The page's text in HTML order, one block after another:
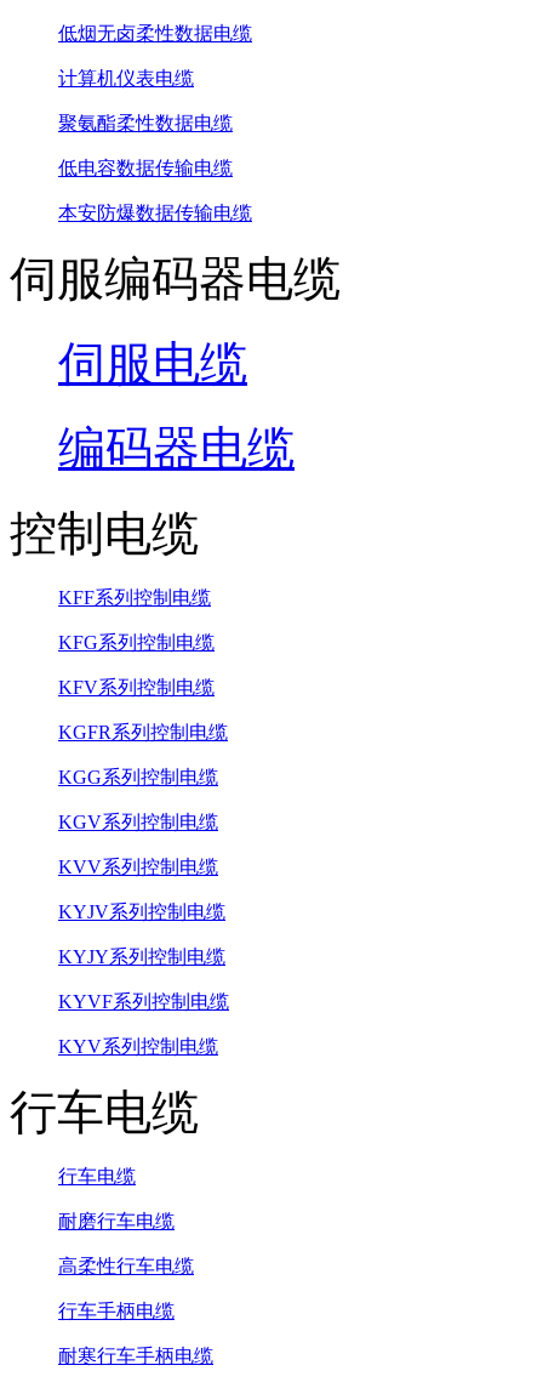
低烟无卤柔性数据电缆
计算机仪表电缆
聚氨酯柔性数据电缆
低电容数据传输电缆
本安防爆数据传输电缆
伺服编码器电缆
伺服电缆
编码器电缆
控制电缆
KFF系列控制电缆
KFG系列控制电缆
KFV系列控制电缆
KGFR系列控制电缆
KGG系列控制电缆
KGV系列控制电缆
KVV系列控制电缆
KYJV系列控制电缆
KYJY系列控制电缆
KYVF系列控制电缆
KYV系列控制电缆
行车电缆
行车电缆
耐磨行车电缆
高柔性行车电缆
行车手柄电缆
耐寒行车手柄电缆